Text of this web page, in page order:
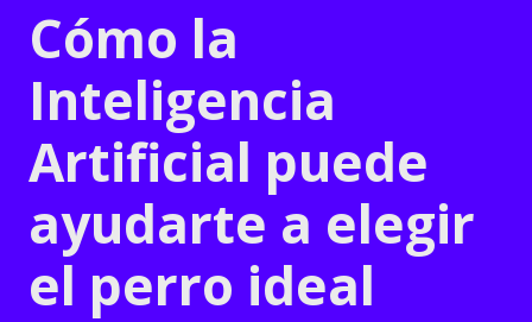
Cómo la
Inteligencia
Artificial puede
ayudarte a elegir
el perro ideal